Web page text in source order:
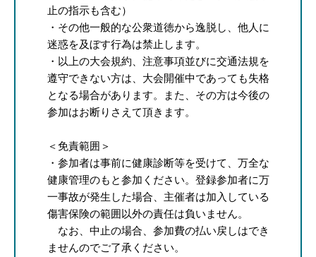
止の指示も含む）
・その他一般的な公衆道徳から逸脱し、他人に
迷惑を及ぼす行為は禁止します。
・以上の大会規約、注意事項並びに交通法規を
遵守できない方は、大会開催中であっても失格
となる場合があります。また、その方は今後の
参加はお断りさえて頂きます。
＜免責範囲＞
・参加者は事前に健康診断等を受けて、万全な
健康管理のもと参加ください。登録参加者に万
一事故が発生した場合、主催者は加入している
傷害保険の範囲以外の責任は負いません。
なお、中止の場合、参加費の払い戻しはでき
ませんのでご了承ください。